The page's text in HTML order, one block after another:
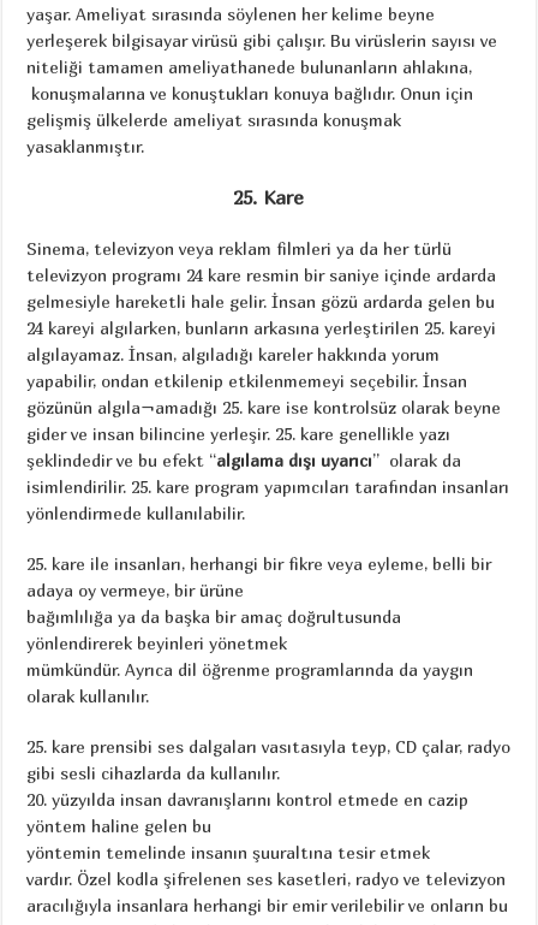
yaşar. Ameliyat sırasında söylenen her kelime beyne
yerleşerek bilgisayar virüsü gibi çalışır. Bu virüslerin sayısı ve
niteliği tamamen ameliyathanede bulunanların ahlakına,
konuşmalarına ve konuştukları konuya bağlıdır. Onun için
gelişmiş ülkelerde ameliyat sırasında konuşmak
yasaklanmıştır.
25. Kare
Sinema, televizyon veya reklam filmleri ya da her türlü
televizyon programı 24 kare resmin bir saniye içinde ardarda
gelmesiyle hareketli hale gelir. İnsan gözü ardarda gelen bu
24 kareyi algılarken, bunların arkasına yerleştirilen 25. kareyi
algılayamaz. İnsan, algıladığı kareler hakkında yorum
yapabilir, ondan etkilenip etkilenmemeyi seçebilir. İnsan
gözünün algıla¬amadığı 25. kare ise kontrolsüz olarak beyne
gider ve insan bilincine yerleşir. 25. kare genellikle yazı
şeklindedir ve bu efekt “algılama dışı uyarıcı” olarak da
isimlendirilir. 25. kare program yapımcıları tarafından insanları
yönlendirmede kullanılabilir.
25. kare ile insanları, herhangi bir fikre veya eyleme, belli bir
adaya oy vermeye, bir ürüne
bağımlılığa ya da başka bir amaç doğrultusunda
yönlendirerek beyinleri yönetmek
mümkündür. Ayrıca dil öğrenme programlarında da yaygın
olarak kullanılır.
25. kare prensibi ses dalgaları vasıtasıyla teyp, CD çalar, radyo
gibi sesli cihazlarda da kullanılır.
20. yüzyılda insan davranışlarını kontrol etmede en cazip
yöntem haline gelen bu
yöntemin temelinde insanın şuuraltına tesir etmek
vardır. Özel kodla şifrelenen ses kasetleri, radyo ve televizyon
aracılığıyla insanlara herhangi bir emir verilebilir ve onların bu